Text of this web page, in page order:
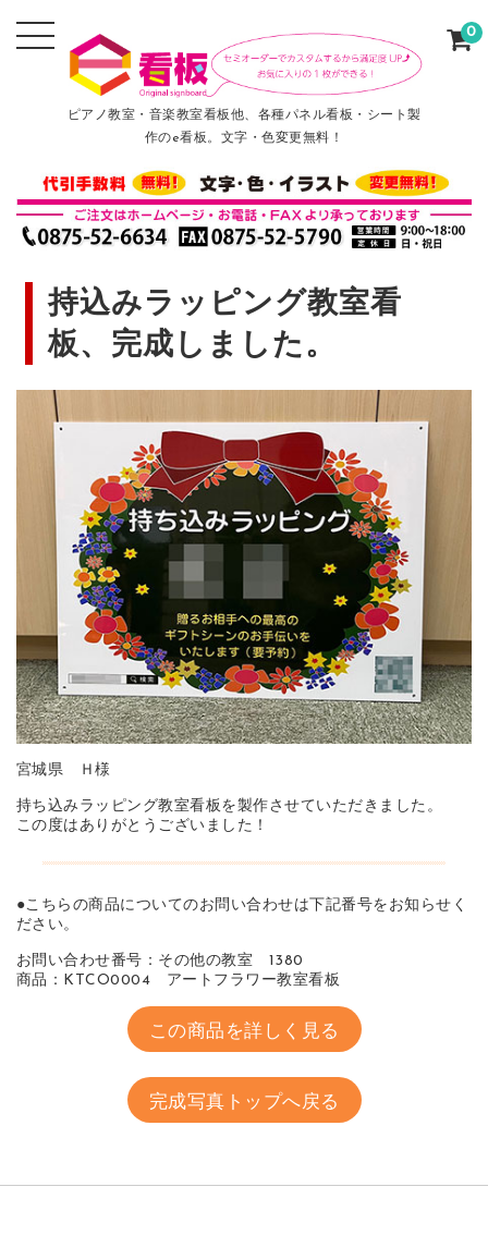
ピアノ教室・音楽教室看板他、各種パネル看板・シート製
作のe看板。文字・色変更無料！
0
持込みラッピング教室看
板、完成しました。
宮城県 Ｈ様
持ち込みラッピング教室看板を製作させていただきました。
この度はありがとうございました！
●こちらの商品についてのお問い合わせは下記番号をお知らせく
ださい。
お問い合わせ番号：その他の教室 1380
商品：KTCO0004 アートフラワー教室看板
この商品を詳しく見る
完成写真トップへ戻る